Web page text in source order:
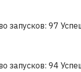
запусков: 97
запусков: 94